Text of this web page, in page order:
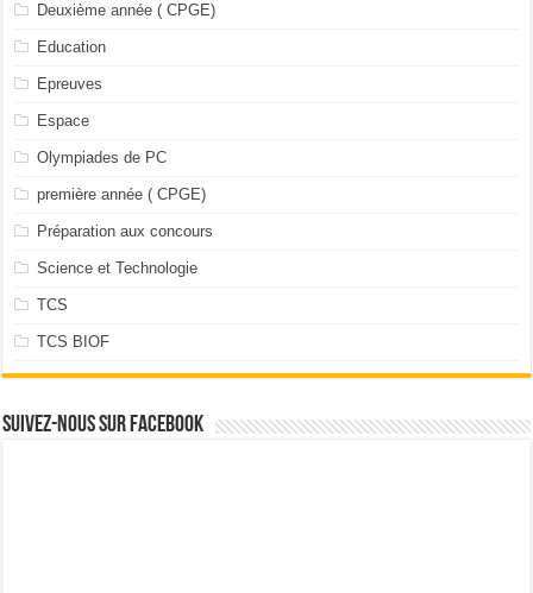
Deuxième année ( CPGE)
Education
Epreuves
Espace
Olympiades de PC
première année ( CPGE)
Préparation aux concours
Science et Technologie
TCS
TCS BIOF
Suivez-nous sur facebook